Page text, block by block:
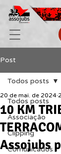
Post
Todos posts
Associação
Clipping
Comunicados
Todos posts
10 KM
Assojubs
20 de mai. de 2024